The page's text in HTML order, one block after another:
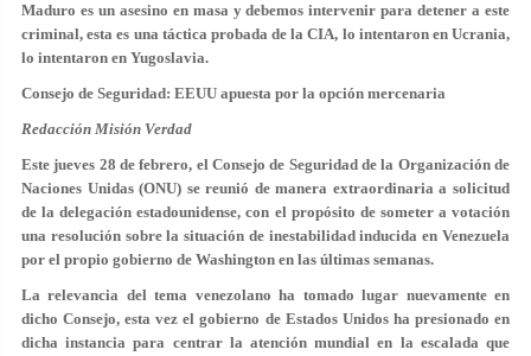
Maduro es un asesino en masa y debemos intervenir para detener a este
criminal, esta es una táctica probada de la CIA, lo intentaron en Ucrania,
lo intentaron en Yugoslavia.
Consejo de Seguridad: EEUU apuesta por la opción mercenaria
Redacción Misión Verdad
Este jueves 28 de febrero, el Consejo de Seguridad de la Organización de
Naciones Unidas (ONU) se reunió de manera extraordinaria a solicitud
de la delegación estadounidense, con el propósito de someter a votación
una resolución sobre la situación de inestabilidad inducida en Venezuela
por el propio gobierno de Washington en las últimas semanas.
La relevancia del tema venezolano ha tomado lugar nuevamente en
dicho Consejo, esta vez el gobierno de Estados Unidos ha presionado en
dicha instancia para centrar la atención mundial en la escalada que